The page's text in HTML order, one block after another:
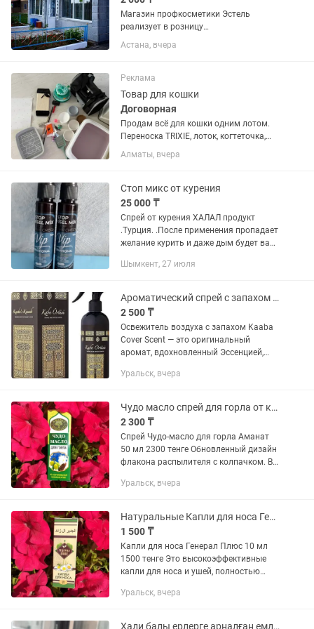
Магазин профкосметики Эстель
реализует в розницу
профессиональную продукцию для
волос: Шампуни Бальзамы маски
и т.д. . У нас самые дешевые цены на
косметику...
Астана, вчера
Реклама
Товар для кошки
Договорная
Продам всё для кошки одним лотом.
Переноска TRIXIE, лоток, когтеточка,
миски, коврик, игрушки, когтерез,
салфетки и спреи. Всё в хорошем
Продаю, так как больше не...
Алматы, вчера
Стоп микс от курения
25 000 ₸
Спрей от курения ХАЛАЛ продукт
.Турция. .После применения пропадает
желание курить и даже дым будет вам
бронхит,кашель.Состав
под язык.2 шт.флакона...
Шымкент, 27 июля
Ароматический спрей c запахом Кааба Kaaba Cover Scent ( Kaabe Ortusu Kokusu
2 500 ₸
Освежитель воздуха с запахом Kaaba
Cover Scent — это оригинальный
аромат, вдохновленный Эссенцией,
ароматизации Каабы. Он считается
Уральск, вчера
Чудо масло спрей для горла от кашля и ангины в наличии Уральск
2 300 ₸
Спрей Чудо-масло для горла Аманат
50 мл 2300 тенге Обновленный дизайн
флакона распылителя с колпачком. В
тмина, оливкового масла и масла кыст
Уральск, вчера
Натуральные Капли для носа Гедерал плюс от насморка и гайморита
1 500 ₸
Капли для носа Генерал Плюс 10 мл
1500 тенге Это высокоэффективные
капли для носа и ушей, полностью
предназначенный для лечения и
ушных...
Уральск, вчера
Хади балы ерлерге арналған емдік бал (оригинал)